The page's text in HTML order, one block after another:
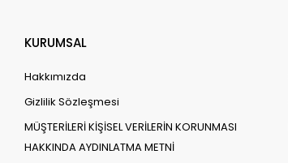
KURUMSAL
Hakkımızda
Gizlilik Sözleşmesi
MÜŞTERİLERİ KİŞİSEL VERİLERİN KORUNMASI
HAKKINDA AYDINLATMA METNİ